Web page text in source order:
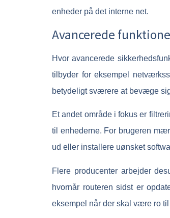
enheder på det interne net.
Avancerede
Hvor avancerede
tilbyder for eksempel
betydeligt sværere at bevæge
Et andet område i fokus er
til enhederne. For brugeren
ud eller installere uønsket
Flere producenter arbejder
hvornår routeren sidst er
eksempel når der skal være ro